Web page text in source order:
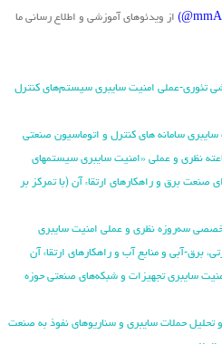
از ویدئوهای آموزشی و اطلاع رسانی ما
تئوری-عملی امنیت سایبری سیستم‌های کنترل
سامانه های کنترل و اتوماسیون صنعتی
آموزش تخصصی ۶۴ ساعته نظری و عملی «امنیت سایبری سیستمهای
برق و راهکارهای ارتقاء آن (با تمرکز بر
سه‌روزه نظری و عملی امنیت سایبری
برق‏-آبی و منابع آب و راهکارهای ارتقاء آن
سایبری تجهیزات و شبکه‌های صنعتی حوزه
تحلیل حملات سایبری و سناریو‌های نفوذ به صنعت